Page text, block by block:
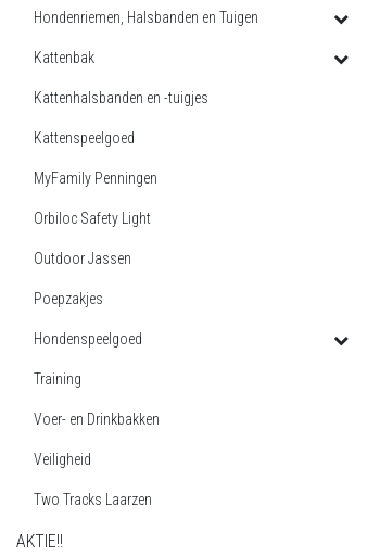
Hondenriemen, Halsbanden en Tuigen
Kattenbak
Kattenhalsbanden en -tuigjes
Kattenspeelgoed
MyFamily Penningen
Orbiloc Safety Light
Outdoor Jassen
Poepzakjes
Hondenspeelgoed
Training
Voer- en Drinkbakken
Veiligheid
Two Tracks Laarzen
AKTIE!!